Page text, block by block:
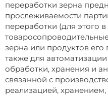
переработки зерна
прослеживаемости
переработки (для этого
зерна или продуктов
также для
обработки, хранения и
связанной с
реализацией,